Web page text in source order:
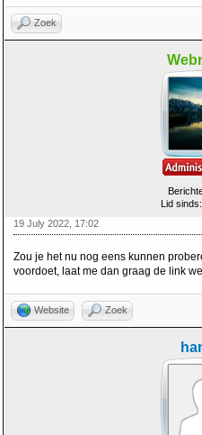
Zoek
Lid
19 July 2022, 17:02
Zou je het nu nog eens kunnen
voordoet, laat me dan graag de link
Website Zoek